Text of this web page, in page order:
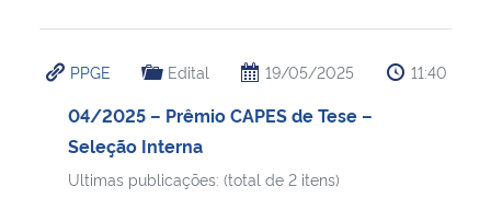
PPGE Edital 19/05/2025 11:40
04/2025 – Prêmio CAPES de Tese –
Seleção Interna
Ultimas publicações: (total de 2 itens)